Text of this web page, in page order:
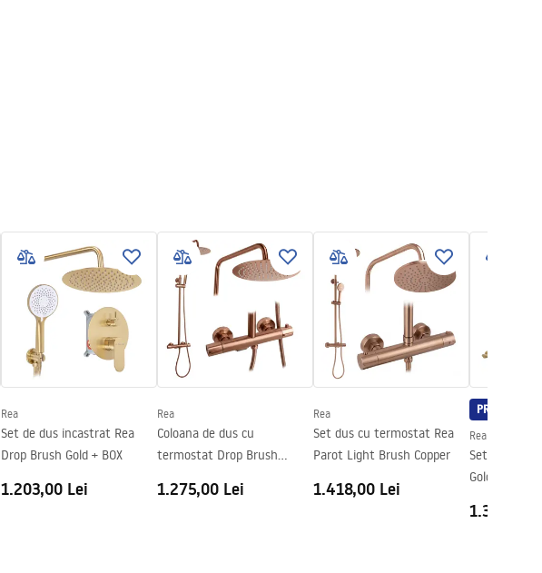
Rea
Set de dus incastrat Rea
Drop Brush Gold + BOX
1.203,00 Lei
Rea
Coloana de dus cu
termostat Drop Brush
1.275,00 Lei
Rea
Set dus cu termostat Rea
Parot Light Brush Copper
1.418,00 Lei
PREMIUM
Rea
Set dus Rea
Gold
1.360,00